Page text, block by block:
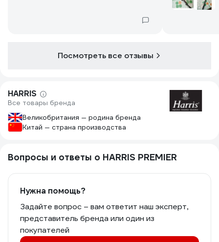
Посмотреть все отзывы
HARRIS
Все товары бренда
Великобритания — родина бренда
Китай — страна производства
Вопросы и ответы о HARRIS PREMIER
Нужна помощь?
Задайте вопрос – вам ответит наш эксперт,
представитель бренда или один из
покупателей